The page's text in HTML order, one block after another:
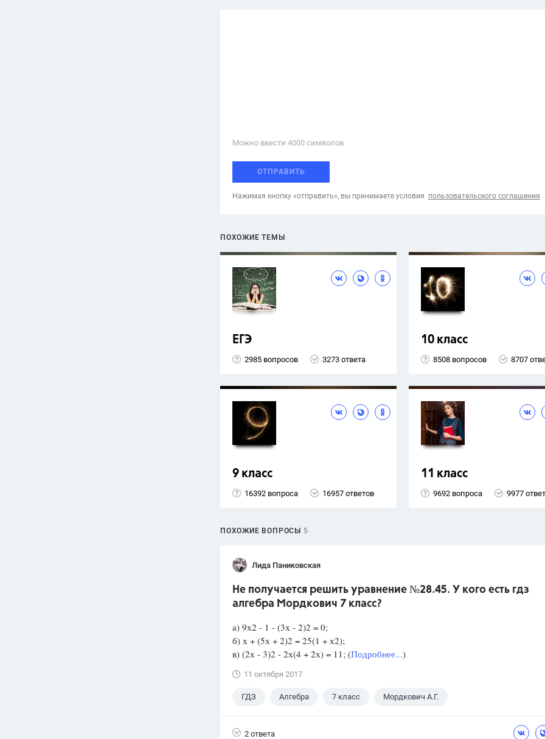
Можно ввести 4000 cимволов
ОТПРАВИТЬ
Нажимая кнопку «отправить», вы принимаете условия пользовательского соглашения
ПОХОЖИЕ ТЕМЫ
ЕГЭ
2985 вопросов 3273 ответа
10 класс
8508 вопросов 8707
9 класс
16392 вопроса 16957 ответов
11 класс
9692 вопроса 9977
ПОХОЖИЕ ВОПРОСЫ 5
Лида Паниковская
Не получается решить уравнение №28.45. У кого есть гдз
алгебра Мордкович 7 класс?
а) 9х2 - 1 - (3х - 2)2 = 0;
б) х + (5х + 2)2 = 25(1 + х2);
в) (2х - 3)2 - 2х(4 + 2х) = 11; (Подробнее...)
11 октября 2017
ГДЗ Алгебра 7 класс Мордкович А.Г.
2 ответа